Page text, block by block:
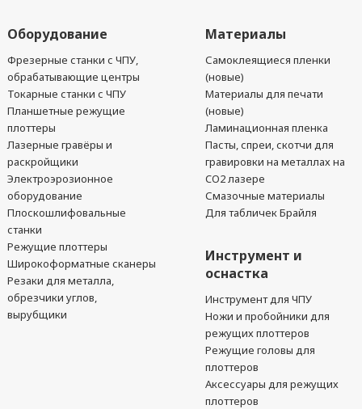
Оборудование
Фрезерные станки с ЧПУ,
обрабатывающие центры
Токарные станки с ЧПУ
Планшетные режущие
плоттеры
Лазерные гравёры и
раскройщики
Электроэрозионное
оборудование
Плоскошлифовальные
станки
Режущие плоттеры
Широкоформатные сканеры
Резаки для металла,
обрезчики углов,
вырубщики
Материалы
Самоклеящиеся пленки
(новые)
Материалы для печати
(новые)
Ламинационная пленка
Пасты, спреи, скотчи для
гравировки на металлах на
CO2 лазере
Смазочные материалы
Для табличек Брайля
Инструмент и
оснастка
Инструмент для ЧПУ
Ножи и пробойники для
режущих плоттеров
Режущие головы для
плоттеров
Аксессуары для режущих
плоттеров